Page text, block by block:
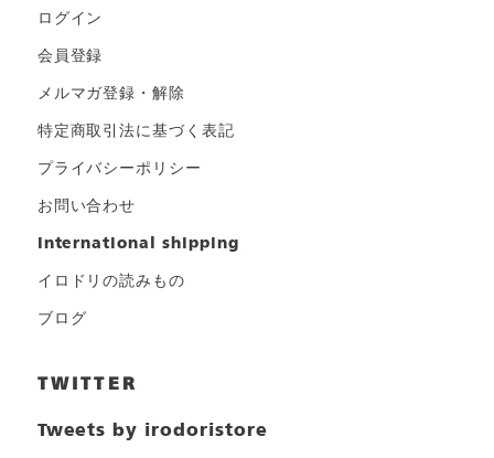
ログイン
会員登録
メルマガ登録・解除
特定商取引法に基づく表記
プライバシーポリシー
お問い合わせ
international shipping
イロドリの読みもの
ブログ
TWITTER
Tweets by irodoristore